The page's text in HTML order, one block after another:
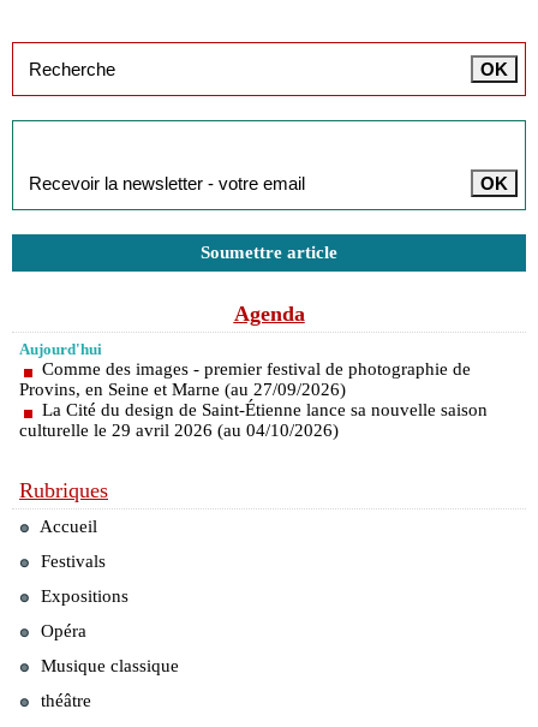
Soumettre article
Agenda
Aujourd'hui
Comme des images - premier festival de photographie de
Provins, en Seine et Marne (au 27/09/2026)
La Cité du design de Saint-Étienne lance sa nouvelle saison
culturelle le 29 avril 2026 (au 04/10/2026)
Rubriques
Accueil
Festivals
Expositions
Opéra
Musique classique
théâtre